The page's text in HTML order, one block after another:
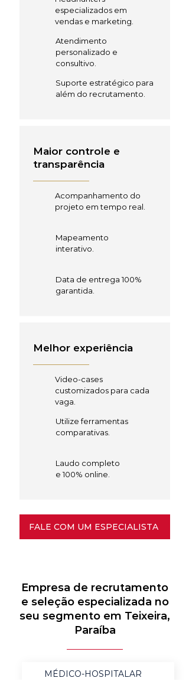
especializados em
vendas e marketing.
Atendimento
personalizado e
consultivo.
Suporte estratégico para
além do recrutamento.
Maior controle e
transparência
Acompanhamento do
projeto em tempo real.
Mapeamento
interativo.
Data de entrega 100%
garantida.
Melhor experiência
Video-cases
customizados para cada
vaga.
Utilize ferramentas
comparativas.
Laudo completo
e 100% online.
FALE COM UM ESPECIALISTA
Empresa de recrutamento
e seleção especializada no
seu segmento em Teixeira,
Paraíba
MÉDICO-HOSPITALAR